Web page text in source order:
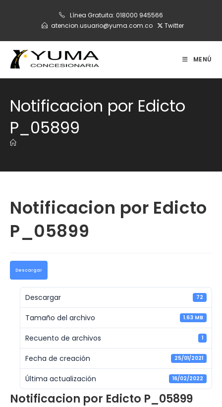
Línea Gratuita: 018000 945566
atencion.usuario@yuma.com.co
Twitter
MENÚ
Notificacion por Edicto
P_05899
Notificacion por Edicto
P_05899
Descargar
Descargar 72
Tamaño del archivo 1.63 MB
Recuento de archivos 1
Fecha de creación 25/01/2021
Última actualización 16/02/2022
Notificacion por Edicto P_05899